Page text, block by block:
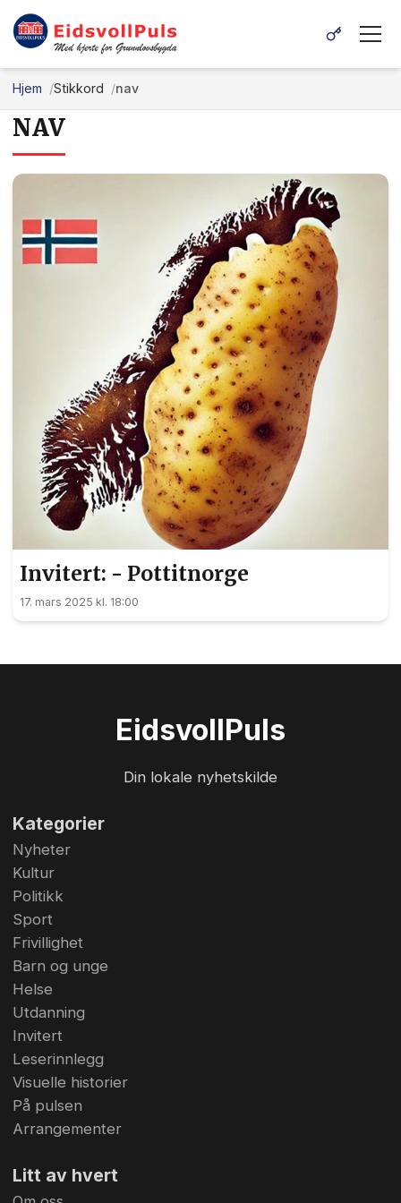
Hjem Stikkord nav
NAV
Invitert: - Pottitnorge
17. mars 2025 kl. 18:00
EidsvollPuls
Din lokale nyhetskilde
Kategorier
Nyheter
Kultur
Politikk
Sport
Frivillighet
Barn og unge
Helse
Utdanning
Invitert
Leserinnlegg
Visuelle historier
På pulsen
Arrangementer
Litt av hvert